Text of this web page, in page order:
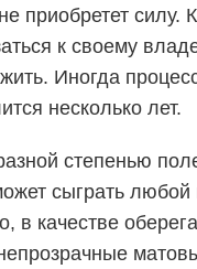
приобретет силу.
к своему
Иногда
несколько лет.
степенью
сыграть
в качестве оберега